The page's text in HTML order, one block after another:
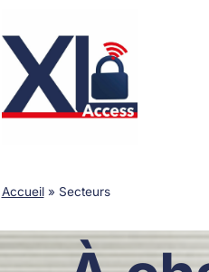
au
contenu
Accueil» Secteurs